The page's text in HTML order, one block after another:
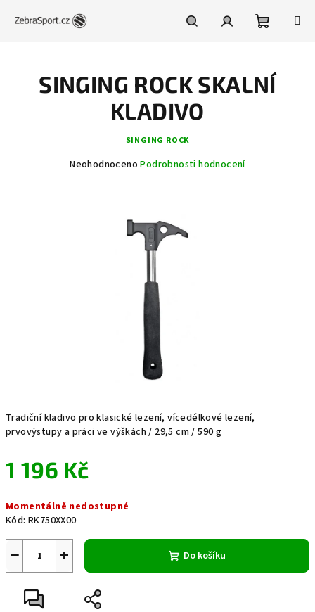
košík
Tradiční kladivo pro klasické lezení, vícedélkové lezení,
prvovýstupy a práci ve výškách / 29,5 cm / 590 g
1 196 Kč
cena:
Momentálně nedostupné
Kód: RK750XX00
+
− Do košíku
SINGING ROCK SKALNÍ
KLADIVO
SINGING ROCK
Průměrné
Neohodnoceno Podrobnosti hodnocení